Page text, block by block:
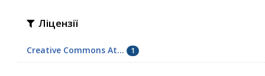
Ліцензії
Creative Commons At... 1